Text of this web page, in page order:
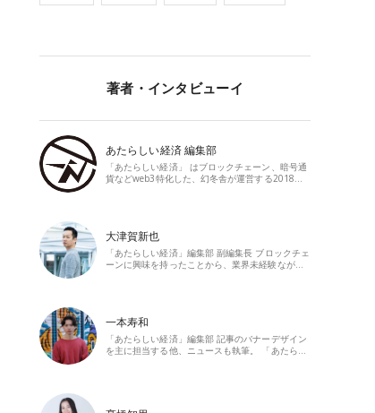
著者・インタビューイ
あたらしい経済 編集部
「あたらしい経済」 はブロックチェーン、暗号通
貨などweb3特化した、幻冬舎が運営する2018…
大津賀新也
「あたらしい経済」編集部 副編集長 ブロックチェ
ーンに興味を持ったことから、業界未経験なが…
一本寿和
「あたらしい経済」編集部 記事のバナーデザイン
を主に担当する他、ニュースも執筆。 「あたら…